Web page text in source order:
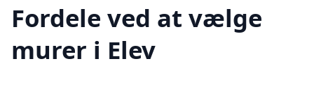
Fordele ved at vælge
murer i Elev